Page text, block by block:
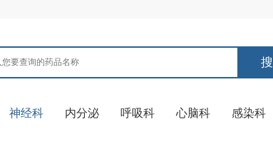
神经科 内分泌 呼吸科 心脑科 感染科